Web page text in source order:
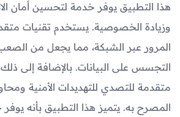
هذا التطبيق يوفر خدمة لتحسين أمان
وزيادة الخصوصية. يستخدم تقنيات
المرور عبر الشبكة، مما يجعل من
التجسس على البيانات. بالإضافة إلى
متقدمة للتصدي للتهديدات الأمنية